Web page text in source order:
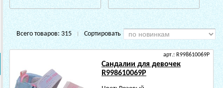
Всего товаров: 315 Сортировать
арт.: R998610069P
Сандалии для девочек
R998610069P